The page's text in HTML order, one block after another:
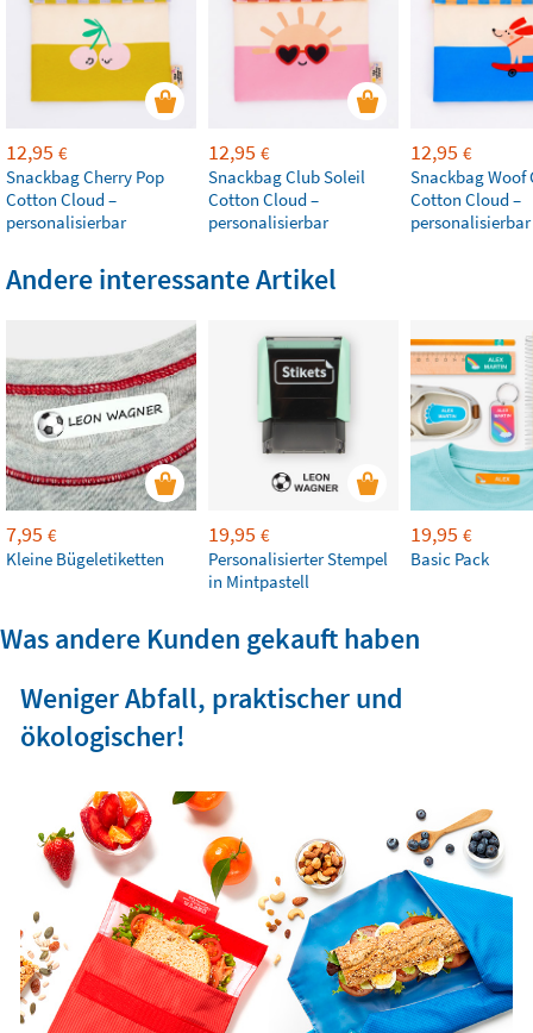
12,95 €
Snackbag Cherry Pop
Cotton Cloud –
personalisierbar
12,95 €
Snackbag Club Soleil
Cotton Cloud –
personalisierbar
12,95 €
Snackbag Woof
Cotton Cloud –
personalisierbar
Andere interessante Artikel
7,95 €
Kleine Bügeletiketten
19,95 €
Personalisierter Stempel
in Mintpastell
19,95 €
Basic Pack
Was andere Kunden gekauft haben
Weniger Abfall, praktischer und
ökologischer!